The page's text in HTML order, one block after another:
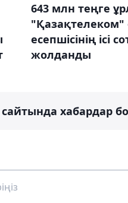
643 млн теңге
есепшісінің ісі
жолданды
хабардар